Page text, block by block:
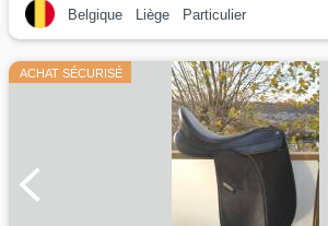
Belgique Liège Particulier
ACHAT SÉCURISÉ